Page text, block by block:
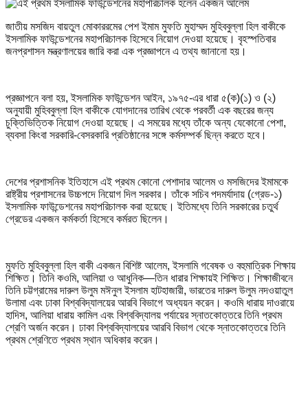
জাতীয় মসজিদ বায়তুল মোকাররমের পেশ ইমাম মুফতি মুহাম্মদ মুহিববুল্লা হিল বাকীকে
ইসলামিক ফাউন্ডেশনের মহাপরিচালক হিসেবে নিয়োগ দেওয়া হয়েছে। বৃহস্পতিবার
জনপ্রশাসন মন্ত্রণালয়ের জারি করা এক প্রজ্ঞাপনে এ তথ্য জানানো হয়।
প্রজ্ঞাপনে বলা হয়, ইসলামিক ফাউন্ডেশন আইন, ১৯৭৫-এর ধারা ৫(ক)(১) ও (২)
অনুযায়ী মুহিববুল্লা হিল বাকীকে যোগদানের তারিখ থেকে পরবর্তী এক বছরের জন্য
চুক্তিভিত্তিক নিয়োগ দেওয়া হয়েছে। এ সময়ের মধ্যে তাঁকে অন্য যেকোনো পেশা,
ব্যবসা কিংবা সরকারি-বেসরকারি প্রতিষ্ঠানের সঙ্গে কর্মসম্পর্ক ছিন্ন করতে হবে।
দেশের প্রশাসনিক ইতিহাসে এই প্রথম কোনো পেশাদার আলেম ও মসজিদের ইমামকে
রাষ্ট্রীয় প্রশাসনের উচ্চপদে নিয়োগ দিল সরকার। তাঁকে সচিব পদমর্যাদায় (গ্রেড-১)
ইসলামিক ফাউন্ডেশনের মহাপরিচালক করা হয়েছে। ইতিমধ্যে তিনি সরকারের চতুর্থ
গ্রেডের একজন কর্মকর্তা হিসেবে কর্মরত ছিলেন।
মুফতি মুহিববুল্লা হিল বাকী একজন বিশিষ্ট আলেম, ইসলামি গবেষক ও বহুমাত্রিক শিক্ষায়
শিক্ষিত। তিনি কওমি, আলিয়া ও আধুনিক—তিন ধারার শিক্ষায়ই শিক্ষিত। শিক্ষাজীবনে
তিনি চট্টগ্রামের দারুল উলুম মঈনুল ইসলাম হাটহাজারী, ভারতের দারুল উলুম নদওয়াতুল
উলামা এবং ঢাকা বিশ্ববিদ্যালয়ের আরবি বিভাগে অধ্যয়ন করেন। কওমি ধারায় দাওরায়ে
হাদিস, আলিয়া ধারায় কামিল এবং বিশ্ববিদ্যালয় পর্যায়ের স্নাতকোত্তরে তিনি প্রথম
শ্রেণি অর্জন করেন। ঢাকা বিশ্ববিদ্যালয়ের আরবি বিভাগ থেকে স্নাতকোত্তরে তিনি
প্রথম শ্রেণিতে প্রথম স্থান অধিকার করেন।